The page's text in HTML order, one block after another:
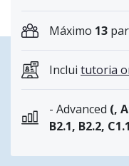
Máximo 13
Inclui tutoria
- Advanced (,
B2.1, B2.2,